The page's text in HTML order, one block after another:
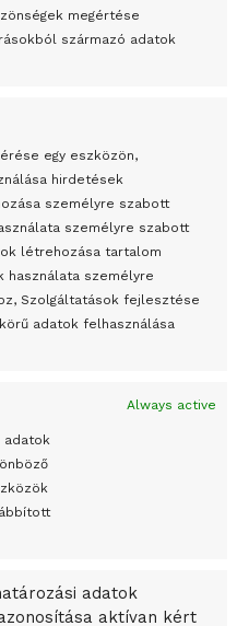
megértése
származó adatok
egy eszközön,
hirdetések
személyre szabott
személyre szabott
létrehozása tartalom
használata személyre
Szolgáltatások fejlesztése
adatok felhasználása
Always active
adatok
adatok
aktívan kért
Bahmutnál
művét miután elégették.
szabadon
kulturális örökségét
az amerikai Meridian
legjobbjai az